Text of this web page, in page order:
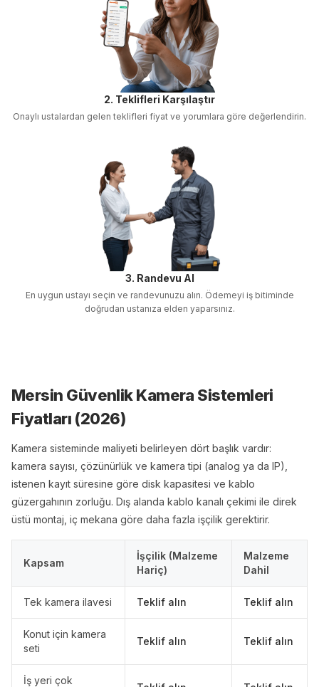
2. Teklifleri Karşılaştır
Onaylı ustalardan gelen teklifleri fiyat ve yorumlara göre değerlendirin.
3. Randevu Al
En uygun ustayı seçin ve randevunuzu alın. Ödemeyi iş bitiminde
doğrudan ustanıza elden yaparsınız.
Mersin Güvenlik Kamera Sistemleri
Fiyatları (2026)
Kamera sisteminde maliyeti belirleyen dört başlık vardır:
kamera sayısı, çözünürlük ve kamera tipi (analog ya da IP),
istenen kayıt süresine göre disk kapasitesi ve kablo
güzergahının zorluğu. Dış alanda kablo kanalı çekimi ile direk
üstü montaj, iç mekana göre daha fazla işçilik gerektirir.
Kapsam
İşçilik (Malzeme
Hariç)
Malzeme
Dahil
Tek kamera ilavesi Teklif alın Teklif alın
Konut için kamera
seti
Teklif alın Teklif alın
İş yeri çok